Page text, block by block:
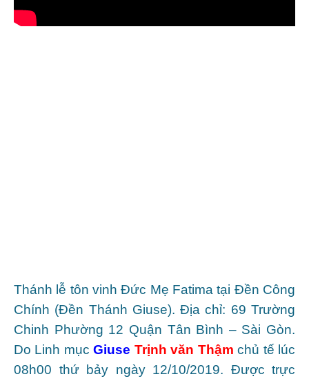
Thánh lễ tôn vinh Đức Mẹ Fatima tại Đền Công
Chính (Đền Thánh Giuse). Địa chỉ: 69 Trường
Chinh Phường 12 Quận Tân Bình – Sài Gòn.
Do Linh mục Giuse Trịnh văn Thậm chủ tế lúc
08h00 thứ bảy ngày 12/10/2019. Được trực